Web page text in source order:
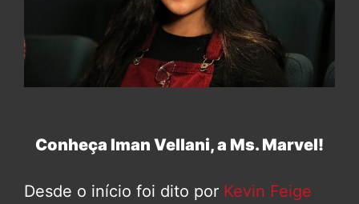
Conheça Iman Vellani, a Ms. Marvel!
Desde o início foi dito por Kevin Feige